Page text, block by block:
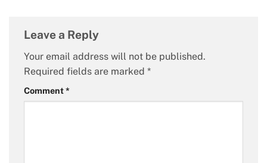
Leave a Reply
Your email address will not be published.
Required fields are marked *
Comment*